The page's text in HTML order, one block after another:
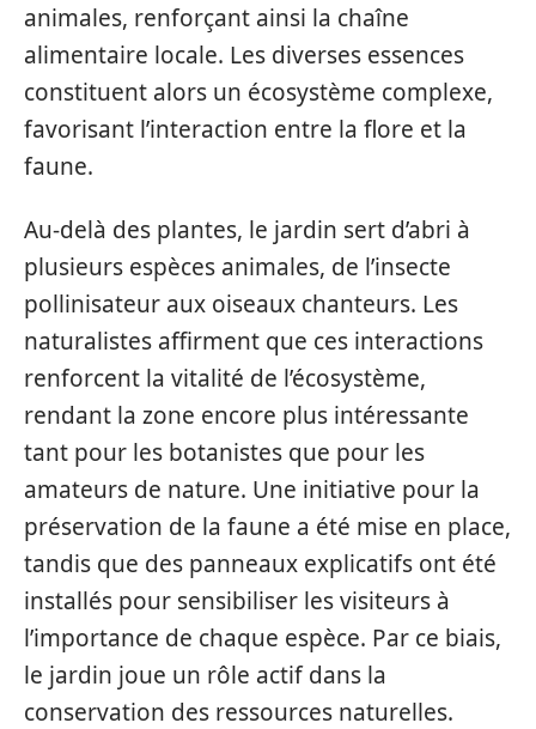
animales, renforçant ainsi la chaîne
alimentaire locale. Les diverses essences
constituent alors un écosystème complexe,
favorisant l’interaction entre la flore et la
faune.
Au-delà des plantes, le jardin sert d’abri à
plusieurs espèces animales, de l’insecte
pollinisateur aux oiseaux chanteurs. Les
naturalistes affirment que ces interactions
renforcent la vitalité de l’écosystème,
rendant la zone encore plus intéressante
tant pour les botanistes que pour les
amateurs de nature. Une initiative pour la
préservation de la faune a été mise en place,
tandis que des panneaux explicatifs ont été
installés pour sensibiliser les visiteurs à
l’importance de chaque espèce. Par ce biais,
le jardin joue un rôle actif dans la
conservation des ressources naturelles.